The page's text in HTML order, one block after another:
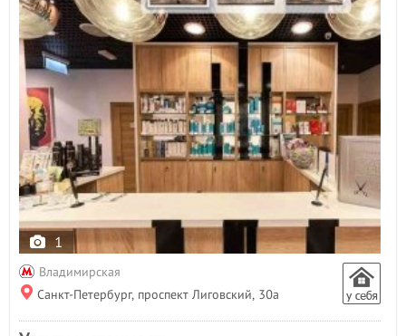
1
Владимирская
Санкт-Петербург, проспект Лиговский, 30а